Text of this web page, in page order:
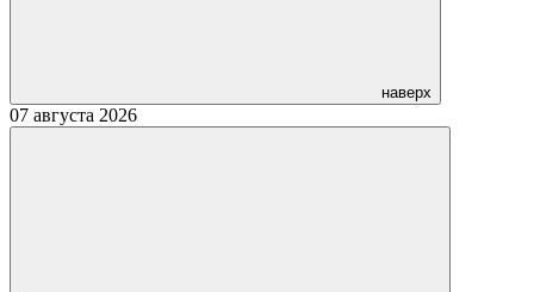
наверх
07 августа 2026